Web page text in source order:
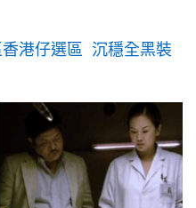
港仔選區 沉穩全黑裝